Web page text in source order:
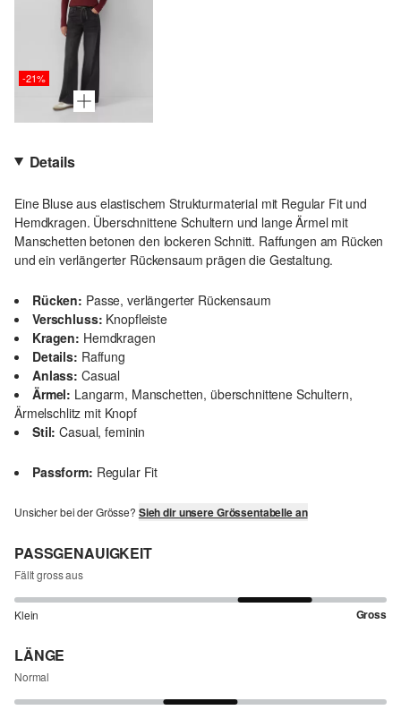
-21%
Details
Eine Bluse aus elastischem Strukturmaterial mit Regular Fit und
Hemdkragen. Überschnittene Schultern und lange Ärmel mit
Manschetten betonen den lockeren Schnitt. Raffungen am Rücken
und ein verlängerter Rückensaum prägen die Gestaltung.
Rücken: Passe, verlängerter Rückensaum
Verschluss: Knopfleiste
Kragen: Hemdkragen
Details: Raffung
Anlass: Casual
Ärmel: Langarm, Manschetten, überschnittene Schultern,
Ärmelschlitz mit Knopf
Stil: Casual, feminin
Passform: Regular Fit
Unsicher bei der Grösse? Sieh dir unsere Grössentabelle an
PASSGENAUIGKEIT
Fällt gross aus
Klein Gross
LÄNGE
Normal